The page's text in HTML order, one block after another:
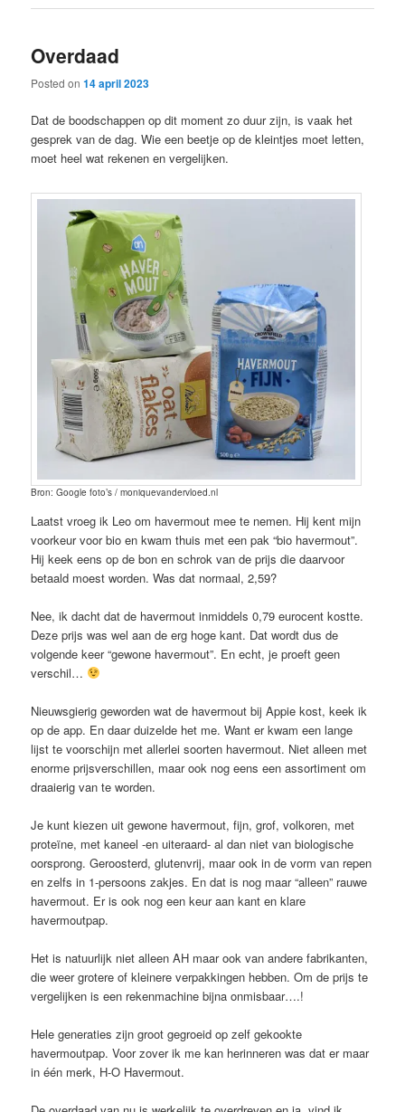
Overdaad
Posted on14 april 2023
Dat de boodschappen op dit moment zo duur zijn, is vaak het
gesprek van de dag. Wie een beetje op de kleintjes moet letten,
moet heel wat rekenen en vergelijken.
Bron: Google foto’s / moniquevandervloed.nl
Laatst vroeg ik Leo om havermout mee te nemen. Hij kent mijn
voorkeur voor bio en kwam thuis met een pak “bio havermout”.
Hij keek eens op de bon en schrok van de prijs die daarvoor
betaald moest worden. Was dat normaal, 2,59?
Nee, ik dacht dat de havermout inmiddels 0,79 eurocent kostte.
Deze prijs was wel aan de erg hoge kant. Dat wordt dus de
volgende keer “gewone havermout”. En echt, je proeft geen
verschil…
Nieuwsgierig geworden wat de havermout bij Appie kost, keek ik
op de app. En daar duizelde het me. Want er kwam een lange
lijst te voorschijn met allerlei soorten havermout. Niet alleen met
enorme prijsverschillen, maar ook nog eens een assortiment om
draaierig van te worden.
Je kunt kiezen uit gewone havermout, fijn, grof, volkoren, met
proteïne, met kaneel -en uiteraard- al dan niet van biologische
oorsprong. Geroosterd, glutenvrij, maar ook in de vorm van repen
en zelfs in 1-persoons zakjes. En dat is nog maar “alleen” rauwe
havermout. Er is ook nog een keur aan kant en klare
havermoutpap.
Het is natuurlijk niet alleen AH maar ook van andere fabrikanten,
die weer grotere of kleinere verpakkingen hebben. Om de prijs te
vergelijken is een rekenmachine bijna onmisbaar….!
Hele generaties zijn groot gegroeid op zelf gekookte
havermoutpap. Voor zover ik me kan herinneren was dat er maar
in één merk, H-O Havermout.